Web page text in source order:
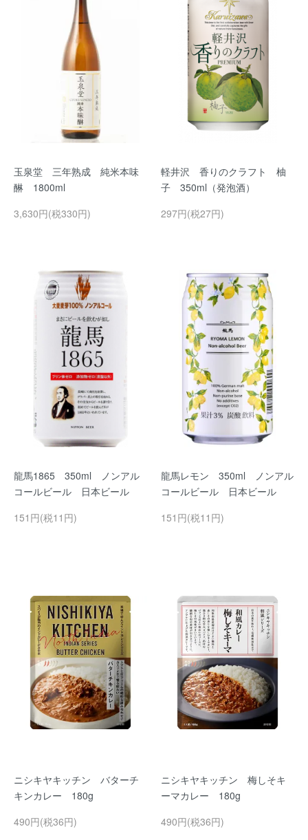
玉泉堂 三年熟成 純米本味
醂 1800ml
3,630円(税330円)
軽井沢 香りのクラフト 柚
子 350ml（発泡酒）
297円(税27円)
龍馬1865 350ml ノンアル
コールビール 日本ビール
151円(税11円)
龍馬レモン 350ml ノンアル
コールビール 日本ビール
151円(税11円)
ニシキヤキッチン バターチ
キンカレー 180g
490円(税36円)
ニシキヤキッチン 梅しそキ
ーマカレー 180g
490円(税36円)